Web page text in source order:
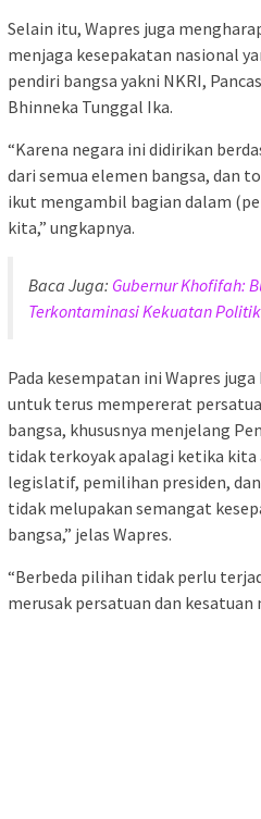
Selain itu, Wapres juga
menjaga kesepakatan nasional
pendiri bangsa yakni NKRI,
Bhinneka Tunggal Ika.
“Karena negara ini didirikan
dari semua elemen bangsa, dan
ikut mengambil bagian dalam
kita,” ungkapnya.
Baca Juga: Gubernur Khofifah:
Terkontaminasi Kekuatan Politik
Pada kesempatan ini Wapres
untuk terus mempererat
bangsa, khususnya menjelang
tidak terkoyak apalagi ketika kita
legislatif, pemilihan presiden,
tidak melupakan semangat
bangsa,” jelas Wapres.
“Berbeda pilihan tidak perlu
merusak persatuan dan kesatuan